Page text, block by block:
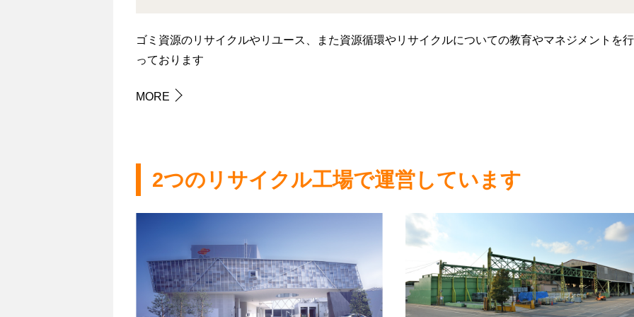
ゴミ資源のリサイクルやリユース、また資源循環やリサイクルについての教育やマネジメントを
っております
MORE
2つのリサイクル工場で運営しています